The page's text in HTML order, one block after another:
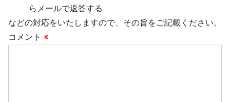
らメールで返答する
などの対応をいたしますので、その旨をご記載ください。
コメント ※